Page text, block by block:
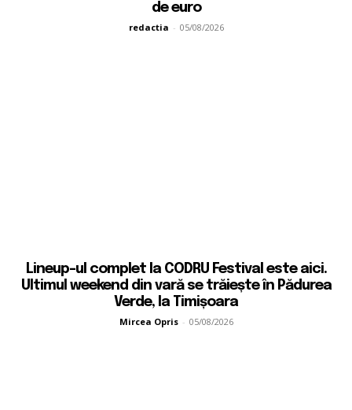
de euro
redactia - 05/08/2026
Lineup-ul complet la CODRU Festival este aici.
Ultimul weekend din vară se trăiește în Pădurea
Verde, la Timișoara
Mircea Opris - 05/08/2026